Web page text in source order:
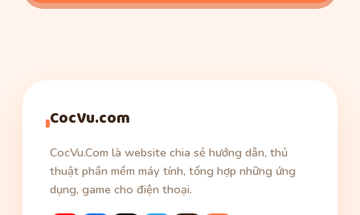
CocVu.com
CocVu.Com là website chia sẻ hướng dẫn, thủ
thuật phần mềm máy tính, tổng hợp những ứng
dụng, game cho điện thoại.